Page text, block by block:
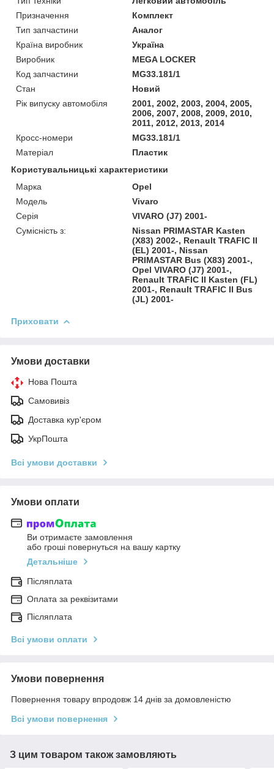
Призначення
Комплект
Тип запчастини
Аналог
Країна виробник
Україна
Виробник
MEGA LOCKER
Код запчастини
MG33.181/1
Стан
Новий
Рік випуску автомобіля
2001, 2002, 2003, 2004, 2005,
2006, 2007, 2008, 2009, 2010,
2011, 2012, 2013, 2014
Кросс-номери
MG33.181/1
Матеріал
Пластик
Користувальницькі характеристики
Марка
Opel
Модель
Vivaro
Серія
VIVARO (J7) 2001-
Сумісність з:
Nissan PRIMASTAR Kasten
(X83) 2002-, Renault TRAFIC II
(EL) 2001-, Nissan
PRIMASTAR Bus (X83) 2001-,
Opel VIVARO (J7) 2001-,
Renault TRAFIC II Kasten (FL)
2001-, Renault TRAFIC II Bus
(JL) 2001-
Приховати
Умови доставки
Нова Пошта
Самовивіз
Доставка кур'єром
УкрПошта
Всі умови доставки
Умови оплати
Ви отримаєте замовлення
або гроші повернуться на вашу картку
Детальніше
Післяплата
Оплата за реквізитами
Післяплата
Всі умови оплати
Умови повернення
Повернення товару впродовж 14 днів за домовленістю
Всі умови повернення
З цим товаром також замовляють